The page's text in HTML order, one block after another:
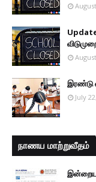
இரண்டு
July
நாணய மாற்றுவீதம்
இன்றைய